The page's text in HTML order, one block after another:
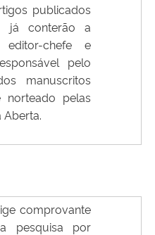
publicados
já conterão a
editor-chefe e
pelo
manuscritos
norteado pelas
Aberta.
comprovante
pesquisa por